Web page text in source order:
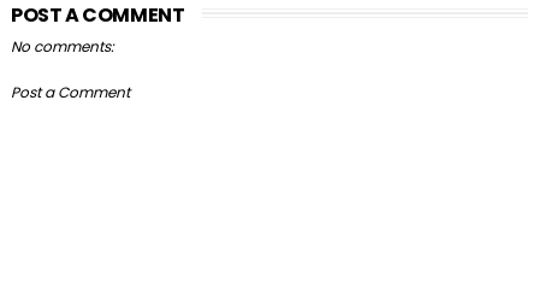
POST A COMMENT
No comments:
Post a Comment